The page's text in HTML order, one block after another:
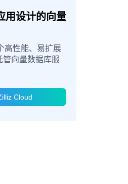
用设计的向量
高性能、易扩展
向量数据库服
Cloud